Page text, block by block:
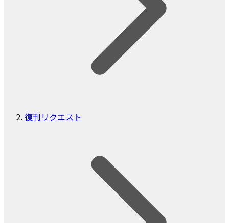
復刊リクエスト